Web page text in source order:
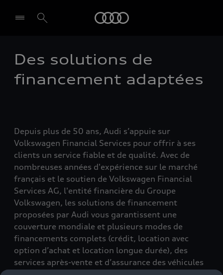
Select dealer
Des solutions de
financement adaptées
Depuis plus de 50 ans, Audi s’appuie sur
Volkswagen Financial Services pour offrir à ses
clients un service fiable et de qualité. Avec de
nombreuses années d'expérience sur le marché
français et le soutien de Volkswagen Financial
Services AG, l'entité financière du Groupe
Volkswagen, les solutions de financement
proposées par Audi vous garantissent une
couverture mondiale et plusieurs modes de
financements complets (crédit, location avec
option d’achat et location longue durée), des
services après-vente et d’assurance des véhicules